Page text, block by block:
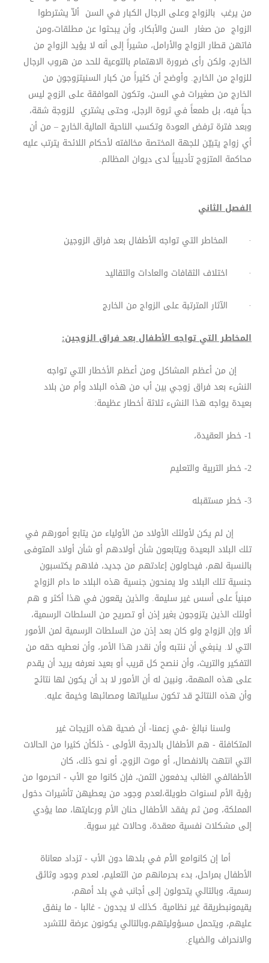
من يرغب بالزواج وعلى الرجال الكبار في السن ألاّ يشترطوا
الزواج من صغار السن والأبكار، وأن يبحثوا عن مطلقات،ومن
فاتهن قطار الزواج والأرامل، مشيراً إلى أنه لا يؤيد الزواج من
الخارج، ولكن رأى ضرورة الاهتمام بالتوعية للحد من هروب الرجال
للزواج من الخارج. وأوضح أن كثيراً من كبار السنيتزوجون من
الخارج من صغيرات في السن، وتكون الموافقة على الزوج ليس
حباً فيه، بل طمعاً في ثروة الرجل، وحتى يشتري للزوجة شقة،
وبعد فترة ترفض العودة وتكسب الناحية المالية.الخارج – من أن
أي زواج يتبيّن للجهة المختصة مخالفته لأحكام اللائحة يترتب عليه
محاكمة المتزوج تأديبياً لدى ديوان المظالم.
الفصل الثاني
· المخاطر التي تواجه الأطفال بعد فراق الزوجين
· اختلاف الثقافات والعادات والتقاليد
· الآثار المترتبة على الزواج من الخارج
المخاطر التي تواجه الأطفال بعد فراق الزوجين:
إن من أعظم المشاكل ومن أعظم الأخطار التي تواجه
النشء بعد فراق زوجي بين أب من هذه البلاد وأم من بلاد
بعيدة يواجه هذا النشء ثلاثة أخطار عظيمة:
1- خطر العقيدة،
2- خطر التربية والتعليم
3- خطر مستقبله
إن لم يكن لأولئك الأولاد من الأولياء من يتابع أمورهم في
تلك البلاد البعيدة ويتابعون شأن أولادهم أو شأن أولاد المتوفى
بالنسبة لهم، فيحاولون إعادتهم من جديد، فلاهم يكتسبون
جنسية تلك البلاد ولا يمنحون جنسية هذه البلاد ما دام الزواج
مبنياً على أسس غير سليمة. والذين يقعون في هذا أكثر و هم
أولئك الذين يتزوجون بغير إذن أو تصريح من السلطات الرسمية،
ألا وإن الزواج ولو كان بعد إذن من السلطات الرسمية لمن الأمور
التي لا. ينبغي أن ننتبه وأن نقدر هذا الأمر، وأن نعطيه حقه من
التفكير والتريث، وأن ننصح كل قريب أو بعيد نعرفه يريد أن يقدم
على هذه المهمة، ونبين له أن الأمور لا بد أن يكون لها نتائج
وأن هذه النتائج قد تكون سلبياتها ومصائبها وخيمة عليه.
ولسنا نبالغ -في زعمنا- أن ضحية هذه الزيجات غير
المتكافئة - هم الأطفال بالدرجة الأولى - ذلكأن كثيرا من الحالات
التي انتهت بالانفصال، أو موت الزوج، أو نحو ذلك، كان
الأطفالفي الغالب يدفعون الثمن، فإن كانوا مع الأب - انحرموا من
رؤية الأم لسنوات طويلة،لعدم وجود من يعطيهن تأشيرات دخول
المملكة، ومن ثم يفقد الأطفال حنان الأم ورعايتها، مما يؤدي
إلى مشكلات نفسية معقدة، وحالات غير سوية.
أما إن كانوامع الأم في بلدها دون الأب - تزداد معاناة
الأطفال بمراحل، بدء بحرمانهم من التعليم، لعدم وجود وثائق
رسمية، وبالتالي يتحولون إلى أجانب في بلد أمهم،
يقيمونبطريقة غير نظامية. كذلك لا يجدون - غالبا - ما ينفق
عليهم، ويتحمل مسؤوليتهم،وبالتالي يكونون عرضة للتشرد
والانحراف والضياع.